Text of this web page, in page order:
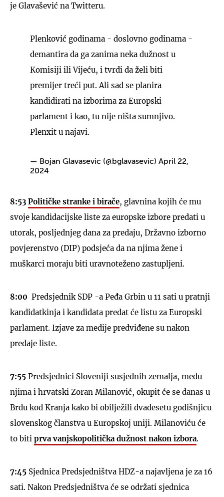
je Glavašević na Twitteru.
Plenković godinama - doslovno godinama -
demantira da ga zanima neka dužnost u
Komisiji ili Vijeću, i tvrdi da želi biti
premijer treći put. Ali sad se planira
kandidirati na izborima za Europski
parlament i kao, tu nije ništa sumnjivo.
Plenxit u najavi.
— Bojan Glavasevic (@bglavasevic) April 22,
2024
8:53 Političke stranke i birače, glavnina kojih će mu
svoje kandidacijske liste za europske izbore predati u
utorak, posljednjeg dana za predaju, Državno izborno
povjerenstvo (DIP) podsjeća da na njima žene i
muškarci moraju biti uravnoteženo zastupljeni.
8:00 Predsjednik SDP -a Peđa Grbin u 11 sati u pratnji
kandidatkinja i kandidata predat će listu za Europski
parlament. Izjave za medije predviđene su nakon
predaje liste.
7:55 Predsjednici Sloveniji susjednih zemalja, među
njima i hrvatski Zoran Milanović, okupit će se danas u
Brdu kod Kranja kako bi obilježili dvadesetu godišnjicu
slovenskog članstva u Europskoj uniji. Milanoviću će
to biti prva vanjskopolitička dužnost nakon izbora.
7:45 Sjednica Predsjedništva HDZ-a najavljena je za 16
sati. Nakon Predsjedništva će se održati sjednica